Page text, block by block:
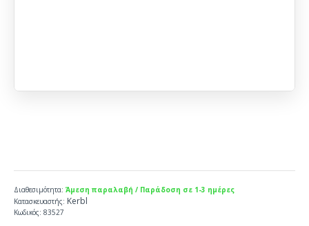
Διαθεσιμότητα: Άμεση παραλαβή / Παράδοση σε 1-3 ημέρες
Κατασκευαστής: Kerbl
Κωδικός: 83527